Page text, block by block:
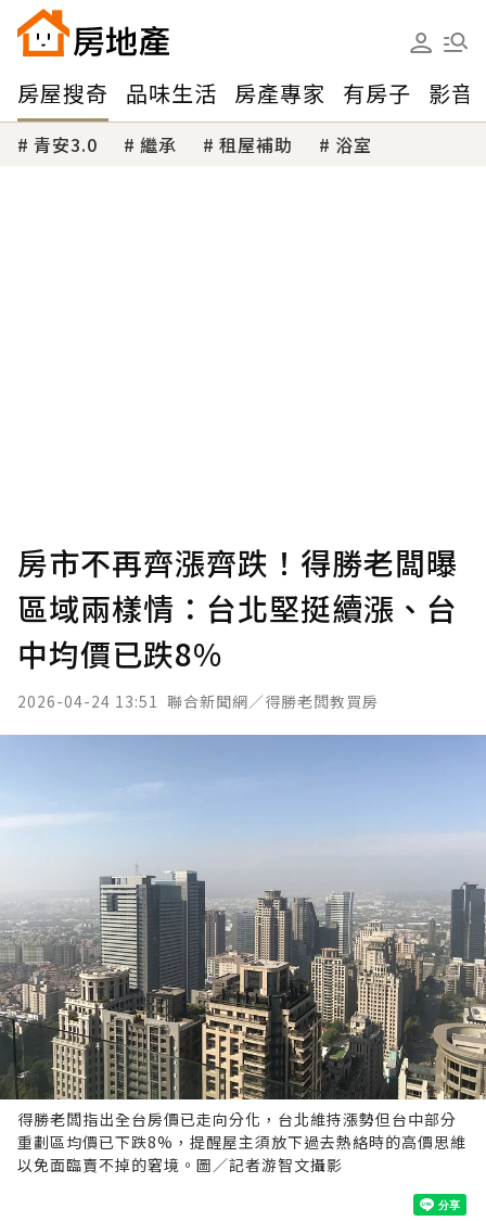
房屋搜奇 品味生活 房產專家 有房子 影音
青安3.0 繼承 租屋補助 浴室
房市不再齊漲齊跌！得勝老闆曝
區域兩樣情：台北堅挺續漲、台
中均價已跌8%
2026-04-24 13:51 聯合新聞網／得勝老闆教買房
得勝老闆指出全台房價已走向分化，台北維持漲勢但台中部分
重劃區均價已下跌8%，提醒屋主須放下過去熱絡時的高價思維
以免面臨賣不掉的窘境。圖／記者游智文攝影